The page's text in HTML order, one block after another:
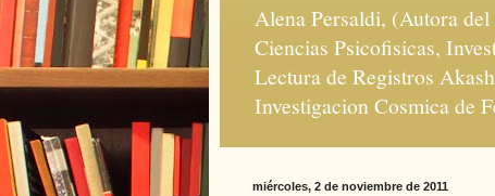
Alena Persaldi, (Autora
Ciencias Psicofisicas,
Lectura de Registros
Investigacion Cosmica de
miércoles, 2 de noviembre de 2011